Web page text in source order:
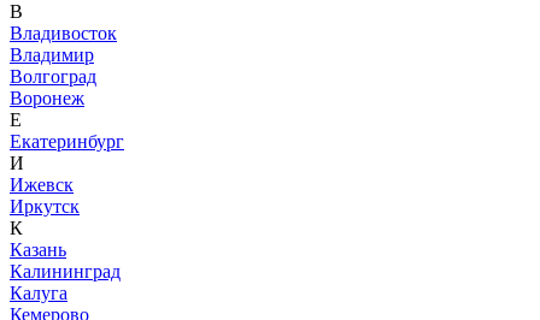
В
Владивосток
Владимир
Волгоград
Воронеж
Е
Екатеринбург
И
Ижевск
Иркутск
К
Казань
Калининград
Калуга
Кемерово